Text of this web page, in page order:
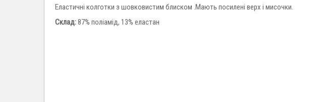
Еластичні колготки з шовковистим блиском .Мають посилені верх і мисочки.
Склад:87% поліамід, 13% еластан